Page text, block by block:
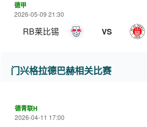
德甲
2026-05-09 21:30
RB莱比锡 VS
门兴格拉德巴赫相关比赛
德青联H
2026-04-11 17:00